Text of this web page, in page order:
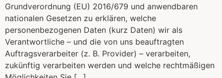
Grundverordnung (EU) 2016/679 und anwendbaren
nationalen Gesetzen zu erklären, welche
personenbezogenen Daten (kurz Daten) wir als
Verantwortliche – und die von uns beauftragten
Auftragsverarbeiter (z. B. Provider) – verarbeiten,
zukünftig verarbeiten werden und welche rechtmäßigen